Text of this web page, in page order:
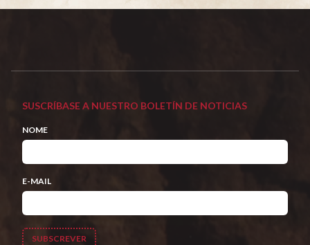
SUSCRÍBASE A NUESTRO BOLETÍN DE NOTICIAS
NOME
E-MAIL